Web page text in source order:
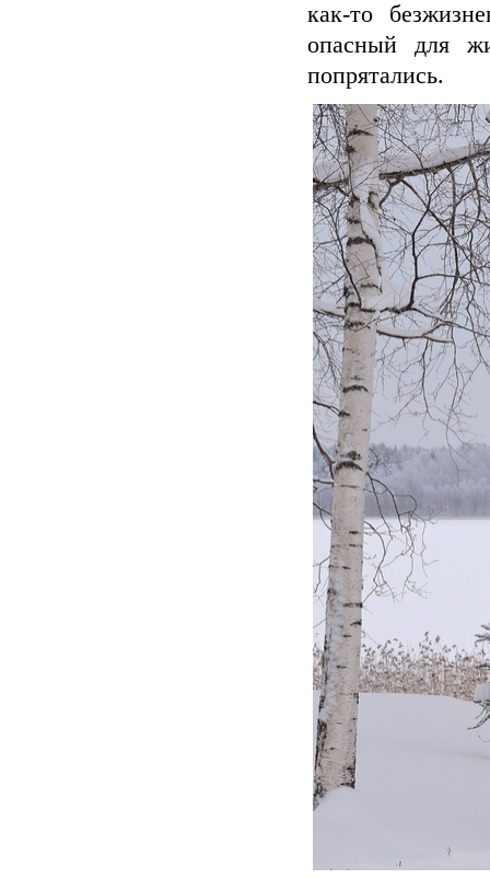
как-то
опасный для
попрятались.